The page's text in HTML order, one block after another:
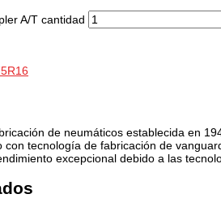
A/T cantidad
de neumáticos establecida en
tecnología de fabricación de
excepcional debido a las